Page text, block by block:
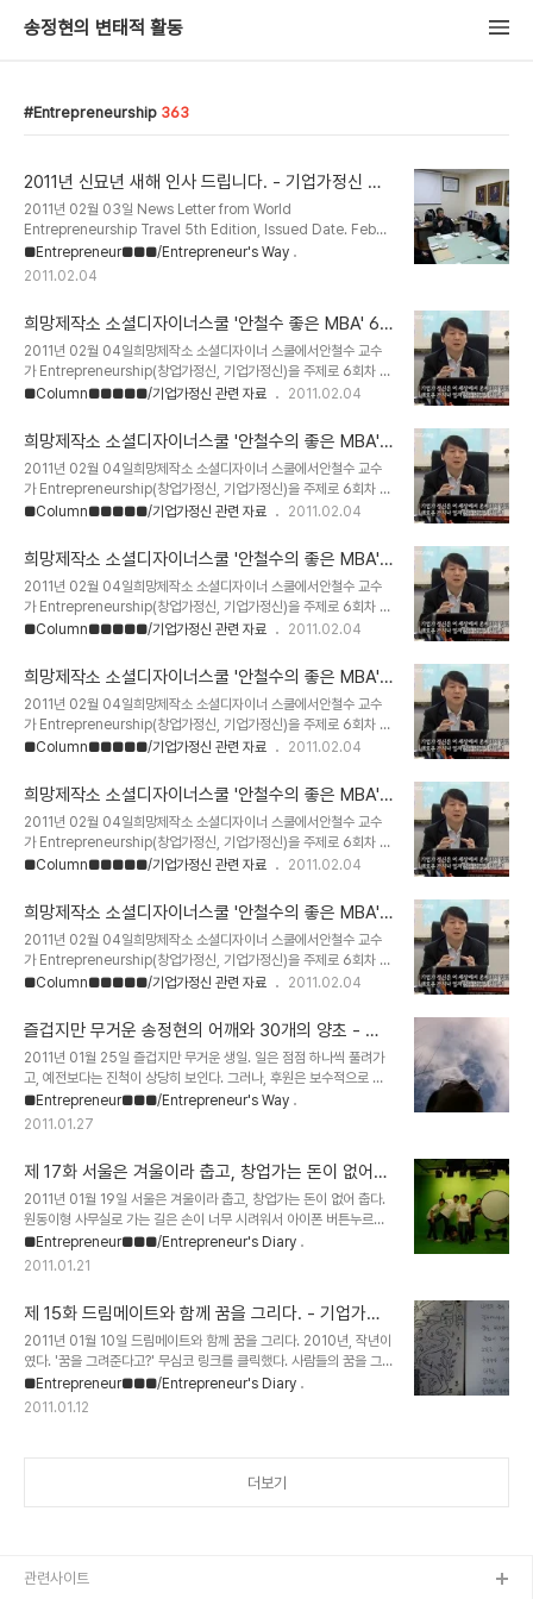
송정현의 변태적 활동
Entrepreneurship 363
2011년 신묘년 새해 인사 드립니다. - 기업가정신 세
계일주
2011년 02월 03일 News Letter from World
Entrepreneurship Travel 5th Edition, Issued Date. Feb
1th, 2011 謹賀新年 우리 고유의 명절 설이 성큼 다가왔습니다. 설
날은 묵은 한 해를 떨치고 새로운 한 해를 시작하자는 희망찬 명절입니
한 발전을 기원합니다. 새해 복 많이 받으세요. - 기업가정신 세계일주
팀원 일동 1. 언론&미디어 관련 보도 - KBS 신년 기획특집 ‘한반도,
미래를 말하다’ 방청객 출연(11.01.08) - SBS 라디오 ‘2시탈출 컬투
쇼’ 방송 출연(11.01.12) - 대학생 벤처 신문 ‘두드림’ 대전/충청 지부
승인 - 기업가정신 세계일주 사무..
■Entrepreneur■■■/Entrepreneur's Way
2011.02.04
희망제작소 소셜디자이너스쿨 '안철수 좋은 MBA' 6
강 - 기업가정신 세계일주
2011년 02월 04일희망제작소 소셜디자이너 스쿨에서안철수 교수
가 Entrepreneurship(창업가정신, 기업가정신)을 주제로 6회차 특
강을 실시했다.Entrepreneurship에 대한 올바른 이해를 할 수 있는
일주 송정현자료 출처 http://hopetv.makehope.org/208희망
제작소 소셜디자이너스쿨안철수의 좋은 MBA6강. 내 삶의 나침반을
찾아서 : '창업동기'를 고민하라불황의 시대를 타개해 나갈 기업가정신
의 진수,청년들이여 안정된 직장이 아닌 더 큰 꿈을 향해 도전하라!성
공한 벤처경영인이자 존경받는 기업인 안철수 교수, 그가 직접 창업과
하는 분, 더..
■Column■■■■■/기업가정신 관련 자료 2011.02.04
희망제작소 소셜디자이너스쿨 '안철수의 좋은 MBA'
5강 - 기업가정신 세계일주
2011년 02월 04일희망제작소 소셜디자이너 스쿨에서안철수 교수
가 Entrepreneurship(창업가정신, 기업가정신)을 주제로 6회차 특
강을 실시했다.Entrepreneurship에 대한 올바른 이해를 할 수 있는
일주 송정현자료 출처 http://hopetv.makehope.org/207희망
제작소 소셜디자이너스쿨안철수의 좋은 MBA5강. 놀라운 기업가의
삶 : 창업자의 인생을 간접경험하라불황의 시대를 타개해 나갈 기업가
정신의 진수,청년들이여 안정된 직장이 아닌 더 큰 꿈을 향해 도전하
라!성공한 벤처경영인이자 존경받는 기업인 안철수 교수, 그가 직접 창
하고자 하는 분, 더..
■Column■■■■■/기업가정신 관련 자료 2011.02.04
희망제작소 소셜디자이너스쿨 '안철수의 좋은 MBA'
4강 - 기업가정신 세계일주
2011년 02월 04일희망제작소 소셜디자이너 스쿨에서안철수 교수
가 Entrepreneurship(창업가정신, 기업가정신)을 주제로 6회차 특
강을 실시했다.Entrepreneurship에 대한 올바른 이해를 할 수 있는
일주 송정현자료 출처 http://hopetv.makehope.org/206희망
제작소 소셜디자이너스쿨안철수의 좋은 MBA4강. IT, BT 창업 케이
스(Harvard Business School Case)불황의 시대를 타개해 나갈
기업가정신의 진수,청년들이여 안정된 직장이 아닌 더 큰 꿈을 향해 도
전하라!성공한 벤처경영인이자 존경받는 기업인 안철수 교수, 그가 직
■Column■■■■■/기업가정신 관련 자료 2011.02.04
희망제작소 소셜디자이너스쿨 '안철수의 좋은 MBA'
3강 - 기업가정신 세계일주
2011년 02월 04일희망제작소 소셜디자이너 스쿨에서안철수 교수
가 Entrepreneurship(창업가정신, 기업가정신)을 주제로 6회차 특
강을 실시했다.Entrepreneurship에 대한 올바른 이해를 할 수 있는
일주 송정현자료 출처 http://hopetv.makehope.org/204희망
제작소 소셜디자이너스쿨안철수의 좋은 MBA3강. 파트너와의 창업
및 기업인수 경영(Harvard Business School Case)불황의 시대
를 타개해 나갈 기업가정신의 진수,청년들이여 안정된 직장이 아닌 더
큰 꿈을 향해 도전하라!성공한 벤처경영인이자 존경받는 기업인 안철
를..
■Column■■■■■/기업가정신 관련 자료 2011.02.04
희망제작소 소셜디자이너스쿨 '안철수의 좋은 MBA'
2강 - 기업가정신 세계일주
2011년 02월 04일희망제작소 소셜디자이너 스쿨에서안철수 교수
가 Entrepreneurship(창업가정신, 기업가정신)을 주제로 6회차 특
강을 실시했다.Entrepreneurship에 대한 올바른 이해를 할 수 있는
일주 송정현자료 출처 http://hopetv.makehope.org/197희망제
작소 소셜디자이너스쿨안철수의 좋은 MBA2강. 자영업 케이스 스터
디(Harvard Business School Case)불황의 시대를 타개해 나갈
기업가정신의 진수,청년들이여 안정된 직장이 아닌 더 큰 꿈을 향해 도
전하라!성공한 벤처경영인이자 존경받는 기업인 안철수 교수, 그가 직
■Column■■■■■/기업가정신 관련 자료 2011.02.04
희망제작소 소셜디자이너스쿨 '안철수의 좋은 MBA' 1
회 - 기업가정신 세계일주
2011년 02월 04일희망제작소 소셜디자이너 스쿨에서안철수 교수
가 Entrepreneurship(창업가정신, 기업가정신)을 주제로 6회차 특
강을 실시했다.Entrepreneurship에 대한 올바른 이해를 할 수 있는
일주 송정현자료 출처 http://hopetv.makehope.org/193희망제
작소 소셜디자이너스쿨안철수의 좋은 MBA1강. 위기를 탈출하는 창
조적 기업가 정신불황의 시대를 타개해 나갈 기업가정신의 진수,청년
들이여 안정된 직장이 아닌 더 큰 꿈을 향해 도전하라!성공한 벤처경영
인이자 존경받는 기업인 안철수 교수, 그가 직접 창업과 기업경영의 진
수를 소개합니다.자신의 위기를 창조적으로 극복하고자 하는 분, 더 큰
■Column■■■■■/기업가정신 관련 자료 2011.02.04
즐겁지만 무거운 송정현의 어깨와 30개의 양초 - 기
업가정신 세계일주
2011년 01월 25일 즐겁지만 무거운 생일. 일은 점점 하나씩 풀려가
고, 예전보다는 진척이 상당히 보인다. 그러나, 후원은 보수적으로 계
획을 세웠음에도 불구하고 생각보다 상황이 어렵다. 무엇인가 이 상황
을 뚫고 지날 수 있는 돌파구가 필요하다. 그게 무엇일까?? 고민이다.
디어 - 벤처스퀘어, 대학생 벤처신문 두드림, KnP Books 출판 계약
협의 등 애초에 구상했던 일 + 뜻하지 않은 좋은 기회가 들어와서 상당
히 고무적이다. 후원기업이 들어올 만한 판, 그 다음 단계를 위한, 몇
가지 구상안들을 더욱 구체화시키기 위한 준비를 하고 있다. 후원기업
이 들어올 만한 큰 판. 어떻게 해야하나?? 큰 판을 짜면 짤 수록 내 어
깨는 더욱..
■Entrepreneur■■■/Entrepreneur's Way
2011.01.27
제 17화 서울은 겨울이라 춥고, 창업가는 돈이 없어
춥다. - 기업가정신 세계일주
2011년 01월 19일 서울은 겨울이라 춥고, 창업가는 돈이 없어 춥다.
원동이형 사무실로 가는 길은 손이 너무 시려워서 아이폰 버튼누르기
가 힘들었다. 손은 꽁꽁 얼었고, 이 놈의 코감기는 떨어질 생각을 안한
다. 킁킁~ (ㅡ,.ㅡ) 여원동 대표이사는 얼마 전까지 (주)마이미디어DS
넘는 매출을 올리는 회사는 그다지 흔하지 않은데, 그 중 하나임을 보
면 여원동 대표이사의 경영능력을 짐작할 수 있다. 나는 항상 그에게서
여유로움과 프로페셔널한 모습을 배우려고 노력한다. 10분 정도 기다
려서 그를 만날 수 있었다. 응접실로 가서 그와 대화를 했다. (여원동 :
여 / 송정현..
■Entrepreneur■■■/Entrepreneur's Diary
2011.01.21
제 15화 드림메이트와 함께 꿈을 그리다. - 기업가정
신 세계일주
2011년 01월 10일 드림메이트와 함께 꿈을 그리다. 2010년, 작년이
였다. '꿈을 그려준다고?' 무심코 링크를 클릭했다. 사람들의 꿈을 그
려주는 그에 대한 인터뷰 기사였다. 기사에는 그의 홈페이지가 친절하
게 링크되어 있었다. http://dreampainter.co.kr/ 그의 네이버 블
것과, 피규어를 수집하고 있다는 것을 그의 서재 사진을 통해 알게 되
■Entrepreneur■■■/Entrepreneur's Diary
2011.01.12
더보기
관련사이트